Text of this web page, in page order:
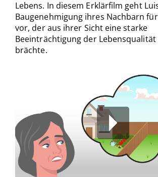
Seiten
Lebens. In diesem Erklärfilm geht
Baugenehmigung ihres Nachbarn
vor, der aus ihrer Sicht eine starke
Beeinträchtigung der Lebensqualität
brächte.